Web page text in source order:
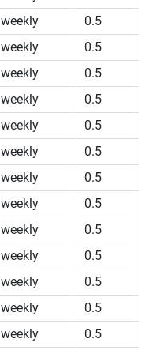
weekly
0.5
weekly
0.5
weekly
0.5
weekly
0.5
weekly
0.5
weekly
0.5
weekly
0.5
weekly
0.5
weekly
0.5
weekly
0.5
weekly
0.5
weekly
0.5
weekly
0.5